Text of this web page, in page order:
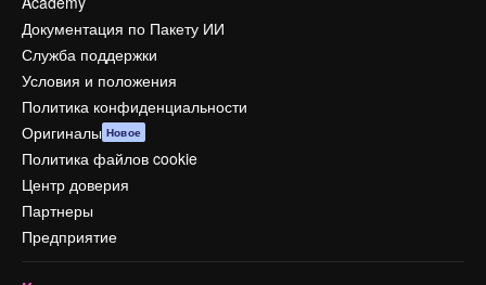
Документация по Пакету ИИ
Служба поддержки
Условия и положения
Политика конфиденциальности
Оригиналы Новое
Политика файлов cookie
Центр доверия
Партнеры
Предприятие